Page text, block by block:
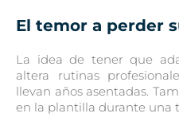
El temor a perder
La idea de tener que
altera rutinas
llevan años asentadas.
en la plantilla durante una